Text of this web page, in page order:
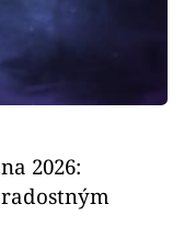
2026: